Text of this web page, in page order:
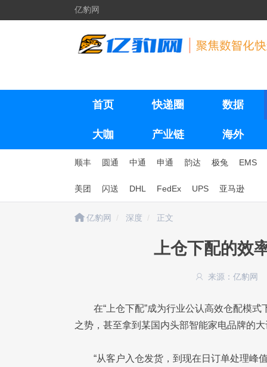
亿豹网
首页 快递圈 数据
大咖 产业链 海外
顺丰 圆通 中通 申通 韵达 极兔 EMS
美团 闪送 DHL FedEx UPS 亚马逊
亿豹网 深度 正文
上仓下配的效
来源：亿豹网
在“上仓下配”成为行业公认高效仓配模
之势，甚至拿到某国内头部智能家电品牌的
“从客户入仓发货，到现在日订单处理峰